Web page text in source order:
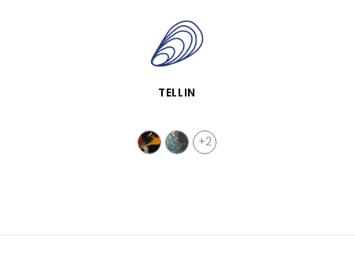
VISTA RÁPIDA
TELLIN
+2